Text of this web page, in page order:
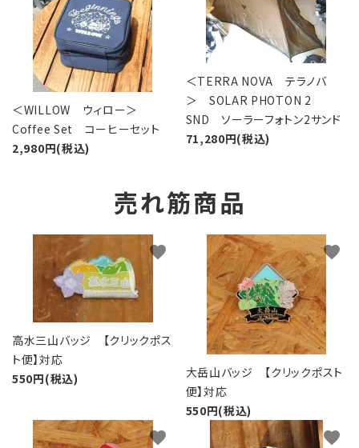
＜WILLOW ウィロー＞
Coffee Set コーヒーセット
2,980円(税込)
＜TERRA NOVA テラノバ
＞ SOLAR PHOTON 2
SND ソーラーフォトン2サンド
71,280円(税込)
売れ筋商品
高水三山バッジ 【クリックポス
ト便】対応
550円(税込)
favorite
大岳山バッジ 【クリックポスト
便】対応
550円(税込)
favorite
favorite favorite